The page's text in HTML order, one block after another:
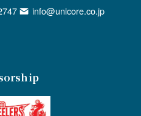
info@unicore.co.jp